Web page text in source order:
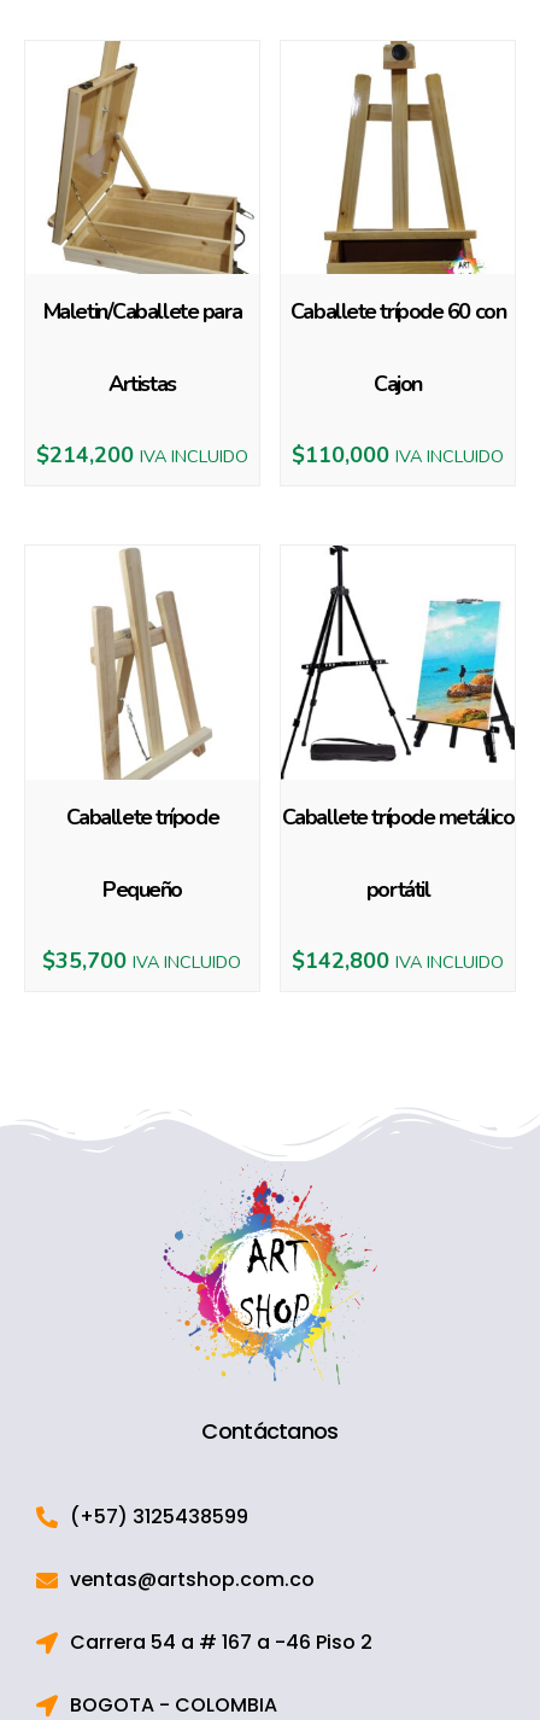
Maletin/Caballete para
Artistas
$214,200 IVA INCLUIDO
Caballete trípode 60 con
Cajon
$110,000 IVA INCLUIDO
Caballete trípode
Pequeño
$35,700 IVA INCLUIDO
Caballete trípode metálico
portátil
$142,800 IVA INCLUIDO
Contáctanos
(+57) 3125438599
ventas@artshop.com.co
Carrera 54 a # 167 a -46 Piso 2
BOGOTA - COLOMBIA